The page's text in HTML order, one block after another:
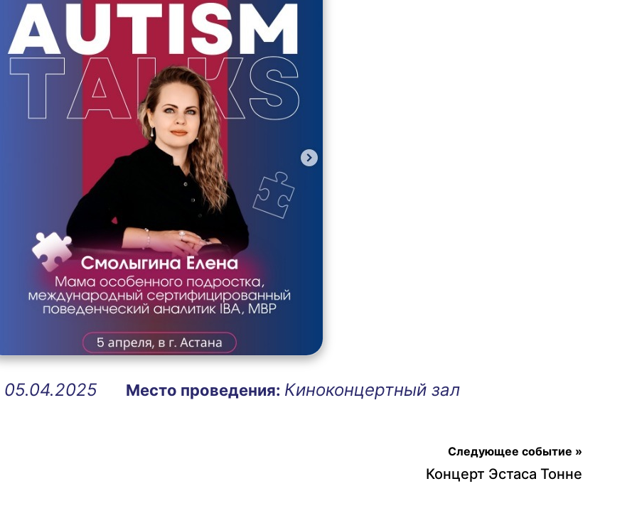
05.04.2025 Место проведения: Киноконцертный зал
Следующее событие »
Концерт Эстаса Тонне